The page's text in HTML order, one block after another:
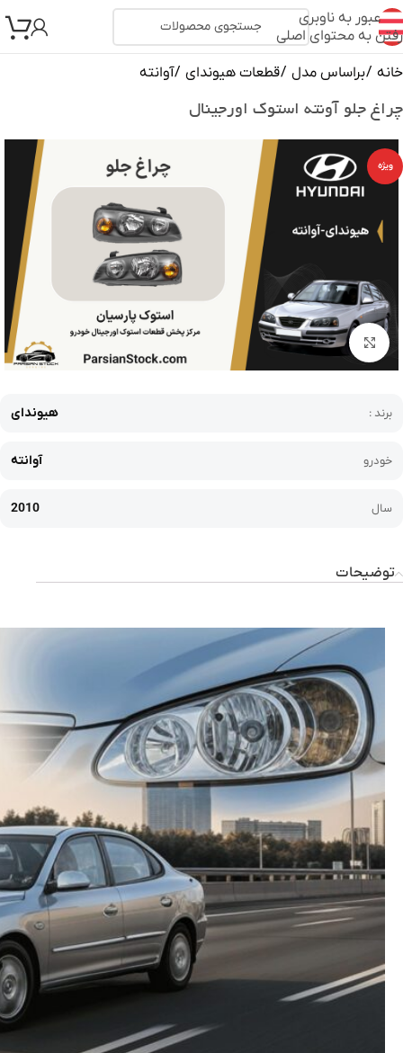
عبور به ناوبری
رفتن به محتوای اصلی
خانه /براساس مدل /قطعات هیوندای /آوانته
چراغ جلو آونته استوک اورجینال
ویژه
بزرگنمایی تصویر
برند : هیوندای
خودرو آوانته
سال 2010
توضیحات